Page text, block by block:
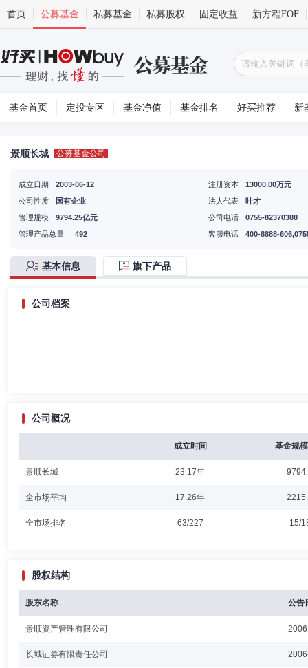
首页 公募基金 私募基金 私募股权 固定收益 新方程FOF
基金首页 定投专区 基金净值 基金排名 好买推荐 新
景顺长城 公募基金公司
成立日期
2003-06-12
公司性质
国有企业
注册资本
13000.00万元
法人代表
叶才
管理规模
9794.25亿元
管理产品总量
492
公司电话
0755-82370388
客服电话
400-8888-
基本信息 旗下产品
公司档案
公司概况
成立时间 基金规
景顺长城 23.17年
全市场平均 17.26年
全市场排名 63/227 15/
股权结构
股东名称 公告
景顺资产管理有限公司
长城证券有限责任公司